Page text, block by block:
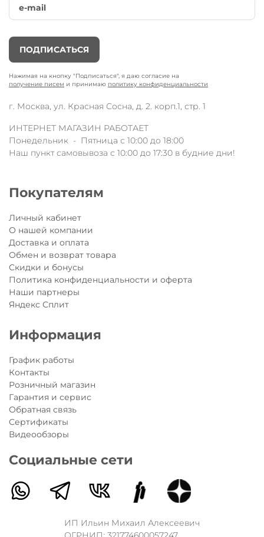
ПОДПИСАТЬСЯ
Нажимая на кнопку "Подписаться", я даю согласие на
получение писем и принимаю политику конфиденциальности
г. Москва, ул. Красная Сосна, д. 2. корп.1, стр. 1
ИНТЕРНЕТ МАГАЗИН РАБОТАЕТ
Понедельник - Пятница с 10:00 до 18:00
Наш пункт самовывоза с 10:00 до 17:30 в будние дни!
Покупателям
Личный кабинет
О нашей компании
Доставка и оплата
Обмен и возврат товара
Скидки и бонусы
Политика конфиденциальности и оферта
Наши партнеры
Яндекс Сплит
Информация
График работы
Контакты
Розничный магазин
Гарантия и сервис
Обратная связь
Сертификаты
Видеообзоры
Социальные сети
ИП Ильин Михаил Алексеевич